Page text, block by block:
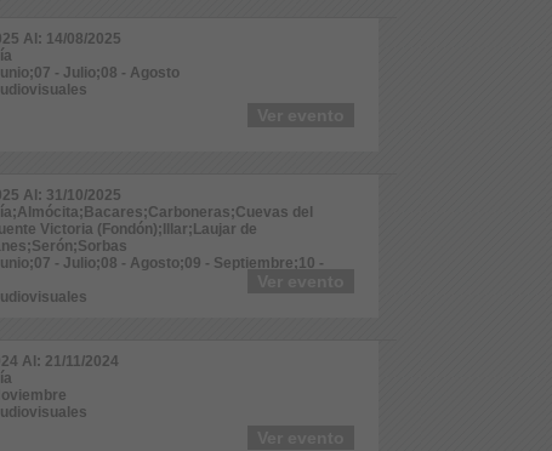
Al: 14/08/2025
- Julio;08 - Agosto
Al: 31/10/2025
del
Victoria (Fondón);Illar;Laujar de
- Julio;08 - Agosto;09 - Septiembre;10 -
Al: 21/11/2024